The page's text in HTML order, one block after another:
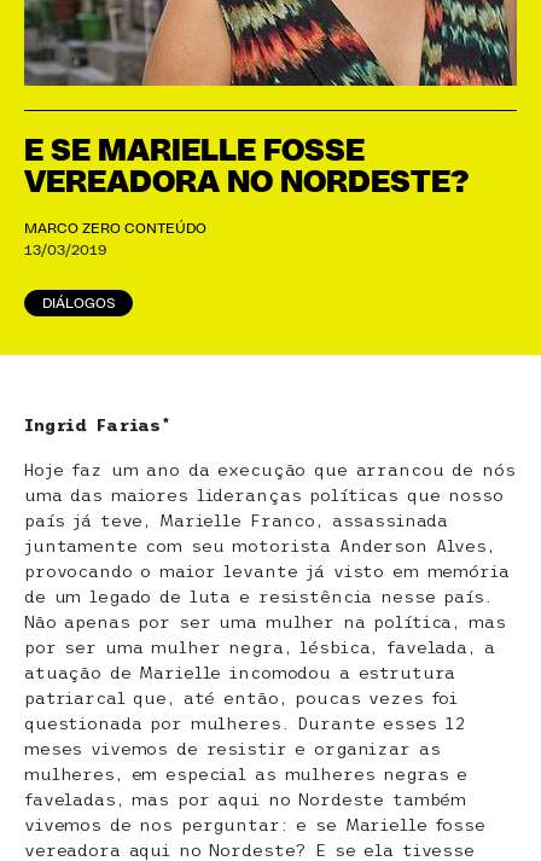
E SE MARIELLE FOSSE
VEREADORA NO NORDESTE?
MARCO ZERO CONTEÚDO
13/03/2019
DIÁLOGOS
Ingrid Farias*
Hoje faz um ano da execução que arrancou de nós
uma das maiores lideranças políticas que nosso
país já teve, Marielle Franco, assassinada
juntamente com seu motorista Anderson Alves,
provocando o maior levante já visto em memória
de um legado de luta e resistência nesse país.
Não apenas por ser uma mulher na política, mas
por ser uma mulher negra, lésbica, favelada, a
atuação de Marielle incomodou a estrutura
patriarcal que, até então, poucas vezes foi
questionada por mulheres. Durante esses 12
meses vivemos de resistir e organizar as
mulheres, em especial as mulheres negras e
faveladas, mas por aqui no Nordeste também
vivemos de nos perguntar: e se Marielle fosse
vereadora aqui no Nordeste? E se ela tivesse